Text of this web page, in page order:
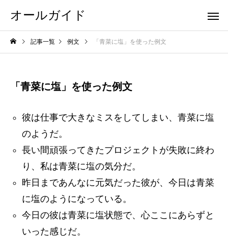
オールガイド
記事一覧 例文 「青菜に塩」を使った例文
「青菜に塩」を使った例文
彼は仕事で大きなミスをしてしまい、青菜に塩
のようだ。
長い間頑張ってきたプロジェクトが失敗に終わ
り、私は青菜に塩の気分だ。
昨日まであんなに元気だった彼が、今日は青菜
に塩のようになっている。
今日の彼は青菜に塩状態で、心ここにあらずと
いった感じだ。